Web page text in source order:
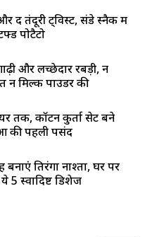
दें तंदूरी ट्विस्ट, संडे स्नैक में
पोटैटो
और लच्छेदार रबड़ी, न
न मिल्क पाउडर की
तक, कॉटन कुर्ता सेट बने
की पहली पसंद
तिरंगा नाश्ता, घर पर
5 स्वादिष्ट डिशेज